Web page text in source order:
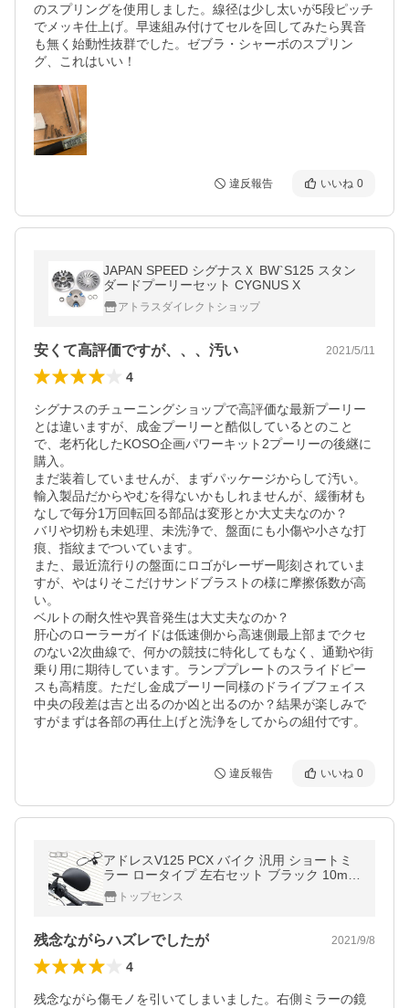
のスプリングを使用しました。線径は少し太いが5段ピッチ
でメッキ仕上げ。早速組み付けてセルを回してみたら異音
も無く始動性抜群でした。ゼブラ・シャーボのスプリン
グ、これはいい！
違反報告 いいね 0
JAPAN SPEED シグナスＸ BW`S125 スタン
ダードプーリーセット CYGNUS X
アトラスダイレクトショップ
安くて高評価ですが、、、汚い 2021/5/11
4
シグナスのチューニングショップで高評価な最新プーリー
とは違いますが、成金プーリーと酷似しているとのこと
で、老朽化したKOSO企画パワーキット2プーリーの後継に
購入。
まだ装着していませんが、まずパッケージからして汚い。
輸入製品だからやむを得ないかもしれませんが、緩衝材も
なしで毎分1万回転回る部品は変形とか大丈夫なのか？
バリや切粉も未処理、未洗浄で、盤面にも小傷や小さな打
痕、指紋までついています。
また、最近流行りの盤面にロゴがレーザー彫刻されていま
すが、やはりそこだけサンドブラストの様に摩擦係数が高
い。
ベルトの耐久性や異音発生は大丈夫なのか？
肝心のローラーガイドは低速側から高速側最上部までクセ
のない2次曲線で、何かの競技に特化してもなく、通勤や街
乗り用に期待しています。ランププレートのスライドピー
スも高精度。ただし金成プーリー同様のドライブフェイス
中央の段差は吉と出るのか凶と出るのか？結果が楽しみで
すがまずは各部の再仕上げと洗浄をしてからの組付です。
違反報告 いいね 0
アドレスV125 PCX バイク 汎用 ショートミ
ラー ロータイプ 左右セット ブラック 10mm
正ネジ アダプター付 ハンドルミラー カスタ
ムパーツ
トップセンス
残念ながらハズレでしたが 2021/9/8
4
残念ながら傷モノを引いてしまいました。右側ミラーの鏡